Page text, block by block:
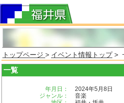
トップページ > イベント情報トップ>
一覧
年月日：
2024年5月8日
ジャンル：
音楽